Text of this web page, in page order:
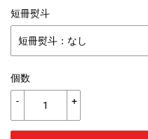
短冊熨斗
個数
+
-